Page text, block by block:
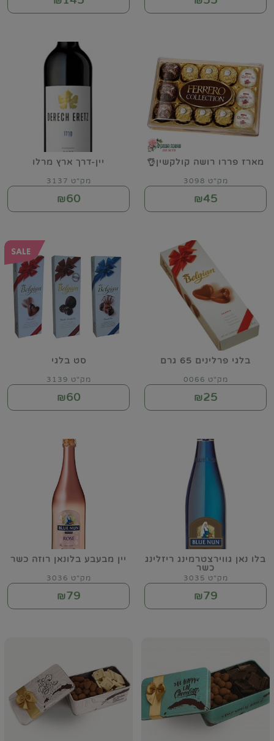
מארז פררו רושה קולקשין👌
מק"ט 3098
₪45
יין-דרך ארץ מרלו
מק"ט 3137
₪60
בלגי פרלינים 65 גרם
מק"ט 0066
₪25
סט בלגי
מק"ט 3139
₪60
בלו נאן גווירצטרמינג ריזלינג
כשר
מק"ט 3035
₪79
יין מבעבע בלונאן רוזה כשר
מק"ט 3036
₪79